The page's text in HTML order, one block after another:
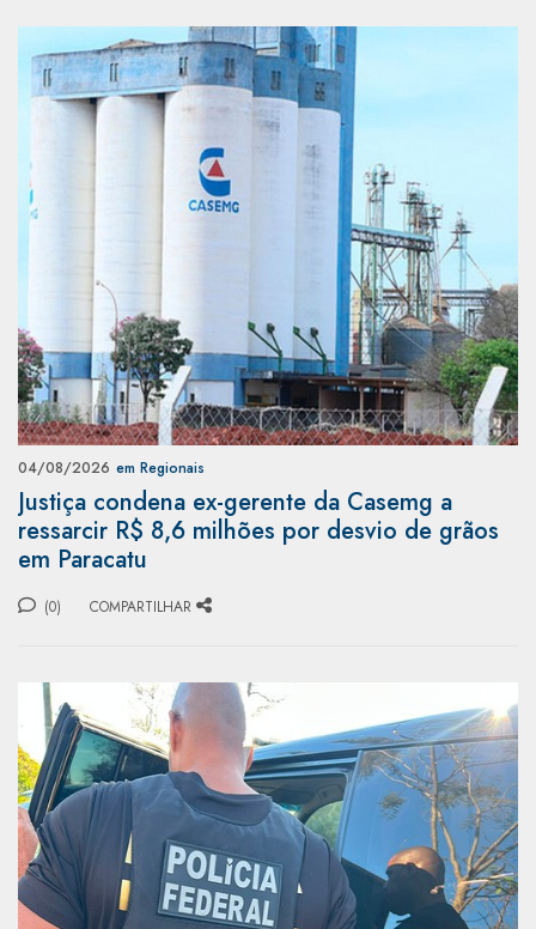
04/08/2026 em Regionais
Justiça condena ex-gerente da Casemg a
ressarcir R$ 8,6 milhões por desvio de grãos
em Paracatu
(0) COMPARTILHAR